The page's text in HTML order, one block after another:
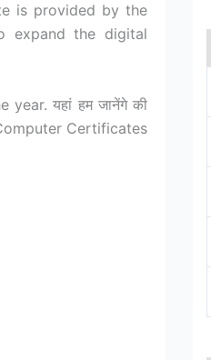
is provided by the
expand the digital
यहां हम जानेंगे की
Certificates